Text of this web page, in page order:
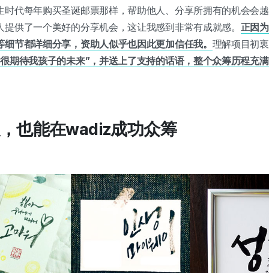
时代每年购买圣诞邮票那样，帮助他人、分享所拥有的机会会
供了一个美好的分享机会，这让我感到非常有成就感。 正因
节都详细分享，资助人似乎也因此更加信任我。 理解项目初
期待我孩子的未来”，并送上了支持的话语，整个众筹历程充
也能在wadiz成功众筹